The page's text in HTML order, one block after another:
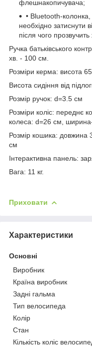
флешнакопичувача;
• Bluetooth-
необхідно затиснути
після чого
Ручка батьківського
хв. - 100 см.
Розміри керма: висота
Висота сидіння від
Розмір ручок: d=3.5 см
Розміри коліс: переднє
колеса: d=26 см,
Розмір кошика:
см
Інтерактивна панель:
Вага: 11 кг.
Приховати
Характеристики
Основні
Виробник
Країна виробник
Задні гальма
Тип велосипеда
Колір
Стан
Кількість коліс